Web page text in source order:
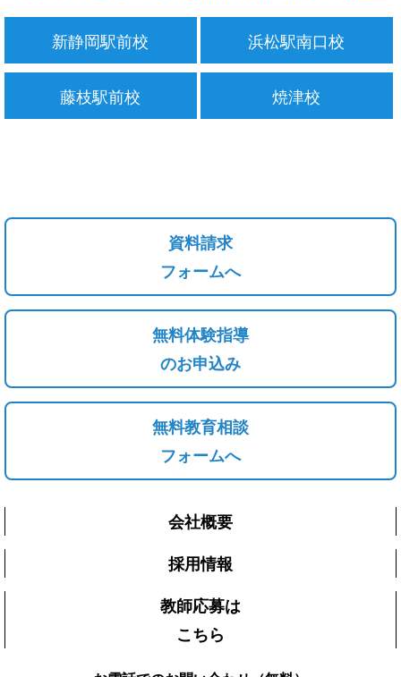
新静岡駅前校 浜松駅南口校
藤枝駅前校 焼津校
資料請求
フォームへ
無料体験指導
のお申込み
無料教育相談
フォームへ
会社概要
採用情報
教師応募は
こちら